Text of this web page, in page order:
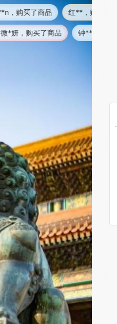
品
红**，购买了商品
钟**，购买了商品